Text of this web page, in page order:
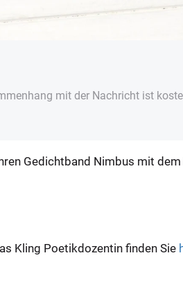
mit der Nachricht ist
Gedichtband Nimbus mit
Kling Poetikdozentin finden Sie